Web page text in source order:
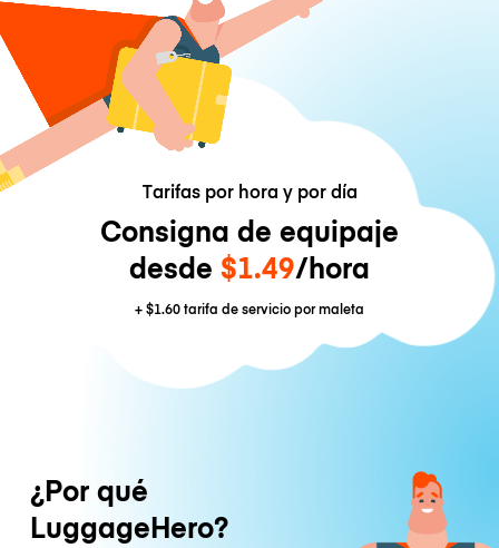
Tarifas por hora y por día
Consigna de equipaje
desde $1.49/hora
+$1.60tarifa de servicio por maleta
¿Por qué
LuggageHero?